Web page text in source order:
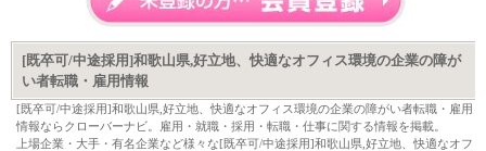
[既卒可/中途採用]和歌山県,好立地、快適なオフィス環境の企業の障が
い者転職・雇用情報
[既卒可/中途採用]和歌山県,好立地、快適なオフィス環境の企業の障がい者転職・雇用
情報ならクローバーナビ。雇用・就職・採用・転職・仕事に関する情報を掲載。
上場企業・大手・有名企業など様々な[既卒可/中途採用]和歌山県,好立地、快適なオフ